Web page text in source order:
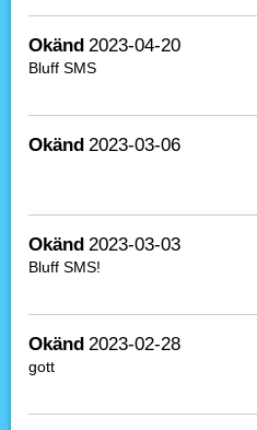
Okänd 2023-04-20
Bluff SMS
Okänd 2023-03-06
Okänd 2023-03-03
Bluff SMS!
Okänd 2023-02-28
gott